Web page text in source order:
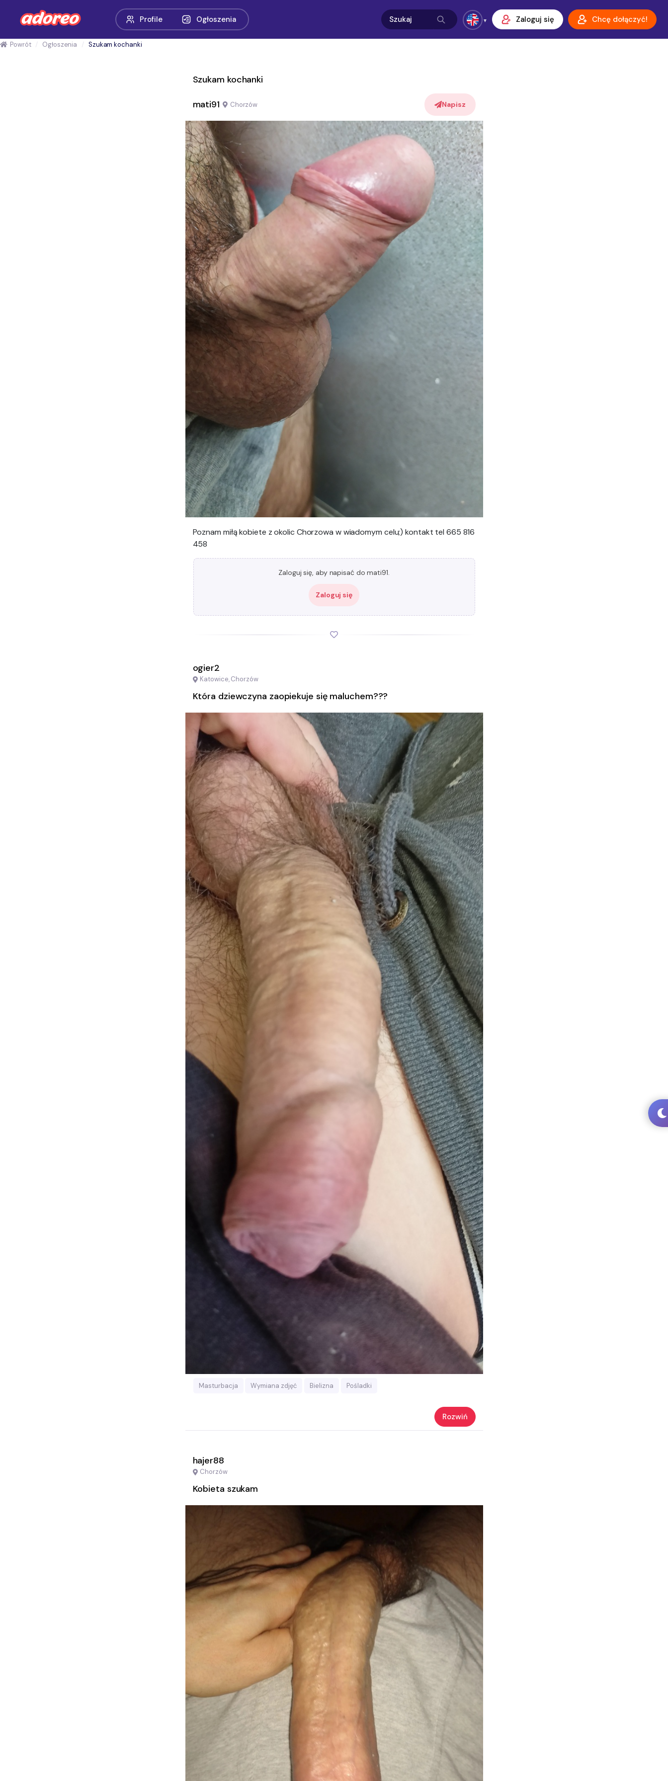
Profile Ogłoszenia Zaloguj się Chcę dołączyć!
Powrót Ogłoszenia Szukam kochanki
Szukam kochanki
mati91 Chorzów Napisz
Poznam miłą kobiete z okolic Chorzowa w wiadomym celu;) kontakt tel 665 816
458
Zaloguj się, aby napisać do mati91.
Zaloguj się
ogier2
Katowice, Chorzów
Która dziewczyna zaopiekuje się maluchem???
Masturbacja Wymiana zdjęć Bielizna Pośladki
Rozwiń
hajer88
Chorzów
Kobieta szukam